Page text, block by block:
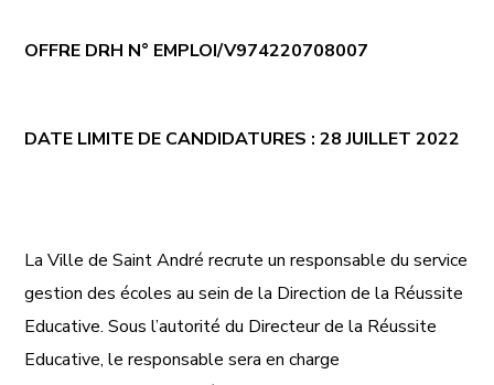
OFFRE DRH N° EMPLOI/V974220708007
DATE LIMITE DE CANDIDATURES : 28 JUILLET 2022
La Ville de Saint André recrute un responsable du service
gestion des écoles au sein dela Direction de la Réussite
Educative.Sous l’autorité du Directeur de la Réussite
Educative, le responsable sera en charge